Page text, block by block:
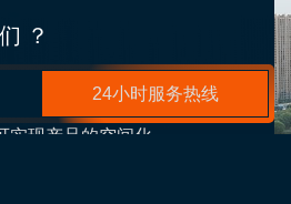
？
的检测手段，不断引进新概念
实现产品的空间化
24小时服务热线